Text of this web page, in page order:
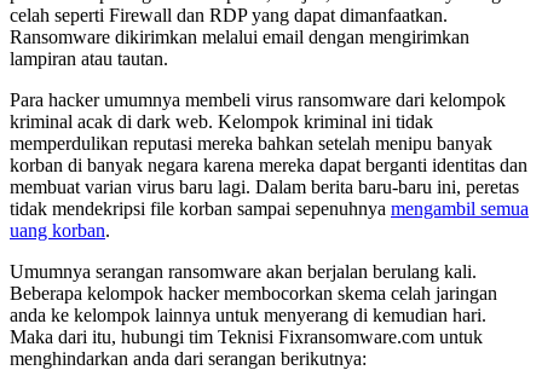
celah seperti Firewall dan RDP yang dapat dimanfaatkan.
Ransomware dikirimkan melalui email dengan mengirimkan
lampiran atau tautan.
Para hacker umumnya membeli virus ransomware dari kelompok
kriminal acak di dark web. Kelompok kriminal ini tidak
memperdulikan reputasi mereka bahkan setelah menipu banyak
korban di banyak negara karena mereka dapat berganti identitas dan
membuat varian virus baru lagi. Dalam berita baru-baru ini, peretas
tidak mendekripsi file korban sampai sepenuhnya mengambil semua
uang korban.
Umumnya serangan ransomware akan berjalan berulang kali.
Beberapa kelompok hacker membocorkan skema celah jaringan
anda ke kelompok lainnya untuk menyerang di kemudian hari.
Maka dari itu, hubungi tim Teknisi Fixransomware.com untuk
menghindarkan anda dari serangan berikutnya: